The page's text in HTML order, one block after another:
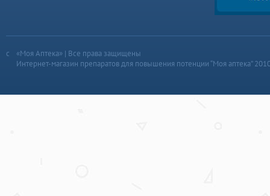
«Моя Аптека» | Все права защищены
Интернет-магазин препаратов для повышения потенции “Моя аптека”